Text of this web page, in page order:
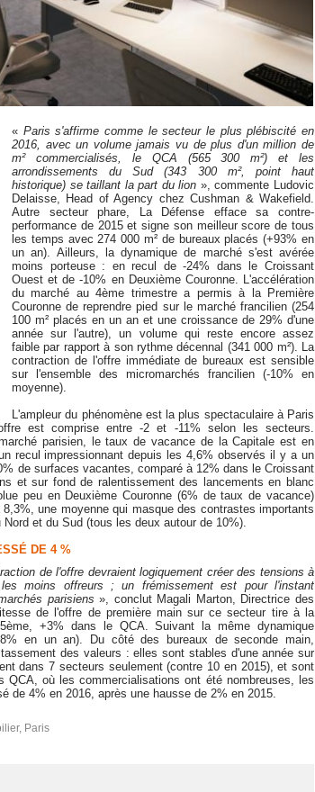
« Paris s'affirme comme le secteur le plus plébiscité en
2016, avec un volume jamais vu de plus d'un million de
m² commercialisés, le QCA (565 300 m²) et les
arrondissements du Sud (343 300 m², point haut
historique) se taillant la part du lion », commente Ludovic
Delaisse, Head of Agency chez Cushman & Wakefield.
Autre secteur phare, La Défense efface sa contre-
performance de 2015 et signe son meilleur score de tous
les temps avec 274 000 m² de bureaux placés (+93% en
un an). Ailleurs, la dynamique de marché s'est avérée
moins porteuse : en recul de -24% dans le Croissant
Ouest et de -10% en Deuxième Couronne. L'accélération
du marché au 4ème trimestre a permis à la Première
Couronne de reprendre pied sur le marché francilien (254
100 m² placés en un an et une croissance de 29% d'une
année sur l'autre), un volume qui reste encore assez
faible par rapport à son rythme décennal (341 000 m²). La
contraction de l'offre immédiate de bureaux est sensible
sur l'ensemble des micromarchés francilien (-10% en
moyenne).
L'ampleur du phénomène est la plus spectaculaire à Paris
est comprise entre -2 et -11% selon les secteurs.
parisien, le taux de vacance de la Capitale est en
recul impressionnant depuis les 4,6% observés il y a un
de surfaces vacantes, comparé à 12% dans le Croissant
et sur fond de ralentissement des lancements en blanc
peu en Deuxième Couronne (6% de taux de vacance)
une moyenne qui masque des contrastes importants
et du Sud (tous les deux autour de 10%).
DE 4 %
de l'offre devraient logiquement créer des tensions à
moins offreurs ; un frémissement est pour l'instant
parisiens », conclut Magali Marton, Directrice des
de l'offre de première main sur ce secteur tire à la
+3% dans le QCA. Suivant la même dynamique
en un an). Du côté des bureaux de seconde main,
des valeurs : elles sont stables d'une année sur
dans 7 secteurs seulement (contre 10 en 2015), et sont
où les commercialisations ont été nombreuses, les
de 4% en 2016, après une hausse de 2% en 2015.
, Paris